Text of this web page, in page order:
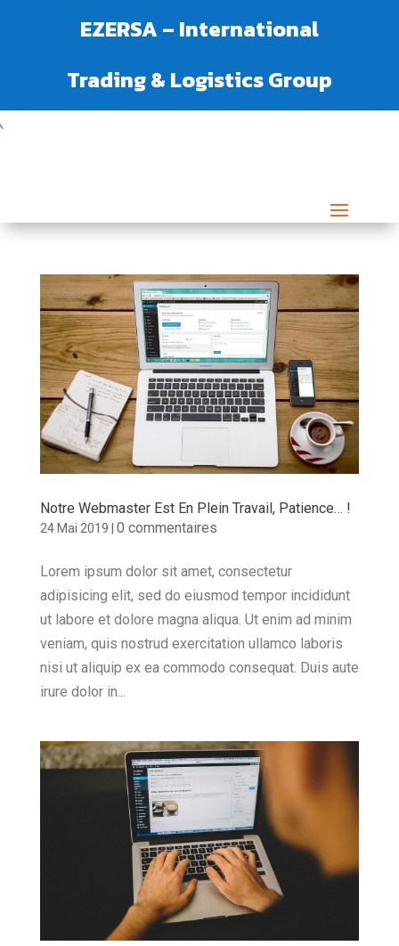
EZERSA – International
Trading & Logistics Group
Notre Webmaster Est En Plein Travail, Patience… !
24 Mai 2019 0 commentaires
Lorem ipsum dolor sit amet, consectetur
adipisicing elit, sed do eiusmod tempor incididunt
ut labore et dolore magna aliqua. Ut enim ad minim
veniam, quis nostrud exercitation ullamco laboris
nisi ut aliquip ex ea commodo consequat. Duis aute
irure dolor in...